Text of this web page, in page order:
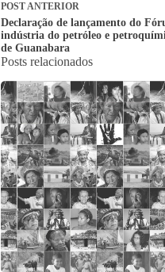
POSTANTERIOR
Declaração de lançamento do
indústria do petróleo e
de Guanabara
Posts relacionados